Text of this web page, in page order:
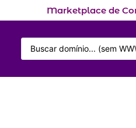
Marketplace de